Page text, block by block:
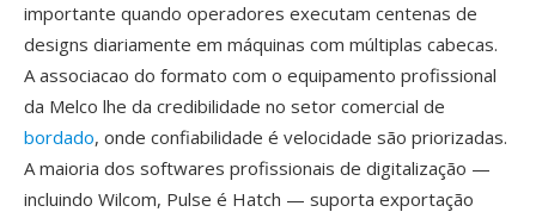
importante quando operadores executam centenas de
designs diariamente em máquinas com múltiplas cabecas.
A associacao do formato com o equipamento profissional
da Melco lhe da credibilidade no setor comercial de
bordado, onde confiabilidade é velocidade são priorizadas.
A maioria dos softwares profissionais de digitalização —
incluindo Wilcom, Pulse é Hatch — suporta exportação